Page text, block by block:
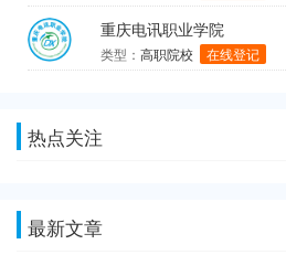
重庆电讯职业学院
类型：高职院校 在线登记
热点关注
最新文章